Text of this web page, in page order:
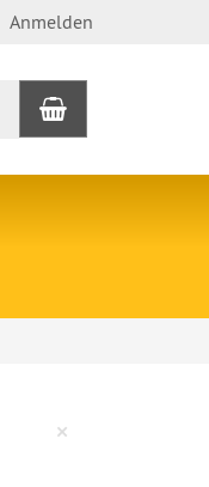
Anmelden
Warenkorb
×